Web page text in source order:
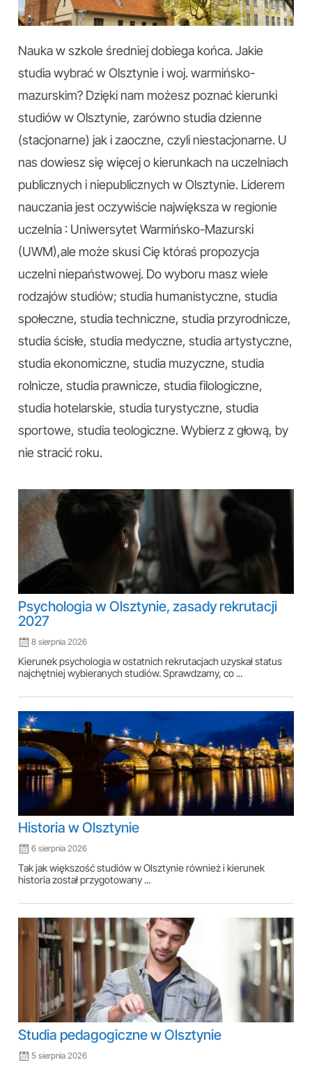
Nauka w szkole średniej dobiega końca. Jakie
studia wybrać w Olsztynie i woj. warmińsko-
mazurskim? Dzięki nam możesz poznać kierunki
studiów w Olsztynie, zarówno studia dzienne
(stacjonarne) jak i zaoczne, czyli niestacjonarne. U
nas dowiesz się więcej o kierunkach na uczelniach
publicznych i niepublicznych w Olsztynie. Liderem
nauczania jest oczywiście największa w regionie
uczelnia : Uniwersytet Warmińsko-Mazurski
(UWM),ale może skusi Cię któraś propozycja
uczelni niepaństwowej. Do wyboru masz wiele
rodzajów studiów; studia humanistyczne, studia
społeczne, studia techniczne, studia przyrodnicze,
studia ścisłe, studia medyczne, studia artystyczne,
studia ekonomiczne, studia muzyczne, studia
rolnicze, studia prawnicze, studia filologiczne,
studia hotelarskie, studia turystyczne, studia
sportowe, studia teologiczne. Wybierz z głową, by
nie stracić roku.
Psychologia w Olsztynie, zasady rekrutacji
2027
8 sierpnia 2026
Kierunek psychologia w ostatnich rekrutacjach uzyskał status
najchętniej wybieranych studiów. Sprawdzamy, co ...
Historia w Olsztynie
6 sierpnia 2026
Tak jak większość studiów w Olsztynie również i kierunek
historia został przygotowany ...
Studia pedagogiczne w Olsztynie
5 sierpnia 2026